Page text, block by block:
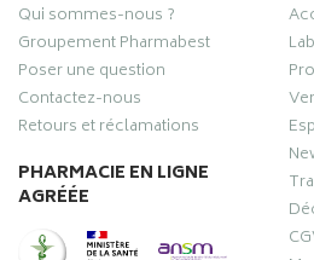
Qui sommes-nous ?
Groupement Pharmabest
Poser une question
Contactez-nous
Retours et réclamations
PHARMACIE EN LIGNE
AGRÉÉE